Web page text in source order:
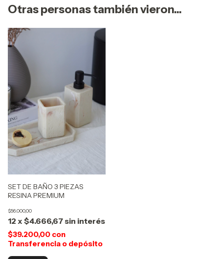
Otras personas también vieron...
SET DE BAÑO 3 PIEZAS
RESINA PREMIUM
$56.000,00
12 x $4.666,67sin interés
$39.200,00 con
Transferencia o depósito